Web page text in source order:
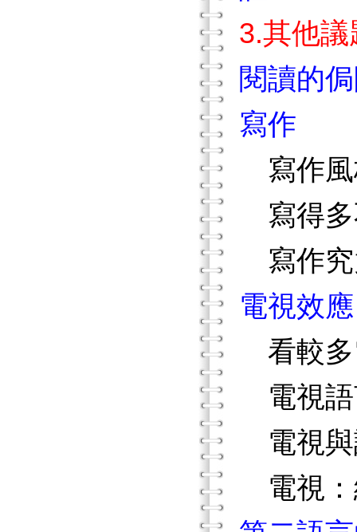
3.其他
閱讀的
寫作
寫作風
寫得多
寫作究
電視效應
看較多
電視語
電視與
電視：